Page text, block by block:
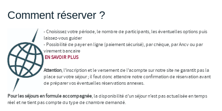
Comment réserver ?
- Choisissez votre période, le nombre de participants, les éventuelles options puis
laissez-vous guider
- Possibilité de payer en ligne (paiement sécurisé), par chèque, par Ancv ou par
virement bancaire
EN SAVOIR PLUS
Attention, l'inscription et le versement de l'acompte sur notre site ne garantit pas la
place sur votre séjour ; il faut donc attendre notre confirmation de réservation avant
de préparer vos éventuelles réservations annexes.
Pour les séjours en formule accompagnée, la disponibilité d'un séjour n'est pas actualisée en temps
réel et ne tient pas compte du type de chambre demandé.